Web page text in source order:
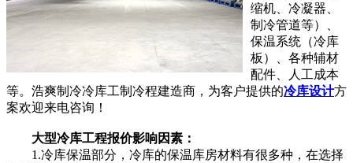
缩机、冷凝器、
制冷管道等）、
保温系统（冷库
板）、各种辅材
配件、人工成本
等。浩爽制冷冷库工制冷程建造商，为客户提供的冷库设计方
案欢迎来电咨询！
大型冷库工程报价影响因素：
1.冷库保温部分，冷库的保温库房材料有很多种，在选择